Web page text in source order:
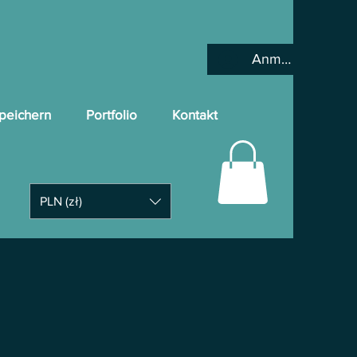
Portfolio Kontakt
Anmelden
PLN (zł)